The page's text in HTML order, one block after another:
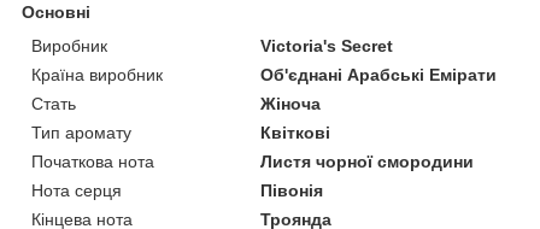
Основні
Виробник
Victoria's Secret
Країна виробник
Об'єднані Арабські Емірати
Стать
Жіноча
Тип аромату
Квіткові
Початкова нота
Листя чорної смородини
Нота серця
Півонія
Кінцева нота
Троянда